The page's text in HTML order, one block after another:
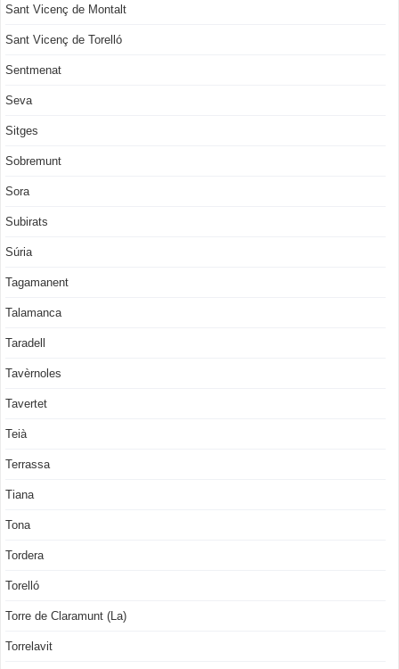
Sant Vicenç de Montalt
Sant Vicenç de Torelló
Sentmenat
Seva
Sitges
Sobremunt
Sora
Subirats
Súria
Tagamanent
Talamanca
Taradell
Tavèrnoles
Tavertet
Teià
Terrassa
Tiana
Tona
Tordera
Torelló
Torre de Claramunt (La)
Torrelavit